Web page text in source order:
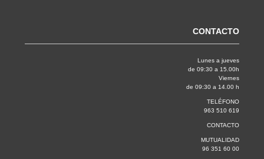
CONTACTO
Lunes a jueves
de 09:30 a 15.00h
Viernes
de 09:30 a 14.00 h
TELÉFONO
963 510 619
CONTACTO
MUTUALIDAD
96 351 60 00